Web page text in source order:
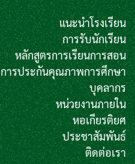
แนะนำโรงเรียน
การรับนักเรียน
หลักสูตรการเรียนการสอน
การประกันคุณภาพการศึกษา
บุคลากร
หน่วยงานภายใน
หอเกียรติยศ
ประชาสัมพันธ์
ติดต่อเรา